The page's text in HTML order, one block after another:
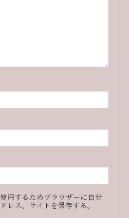
用するためブラウザーに自分
レス、サイトを保存する。